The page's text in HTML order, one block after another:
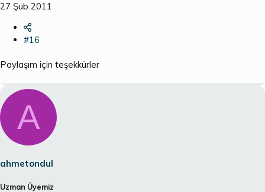
27 Şub 2011
#16
Paylaşım için teşekkürler
A
ahmetondul
Uzman Üyemiz